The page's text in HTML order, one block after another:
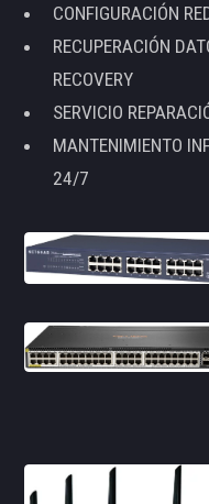
CONFIGURACIÓN
RECUPERACIÓN
RECOVERY
SERVICIO
MANTENIMIENTO
24/7